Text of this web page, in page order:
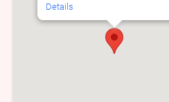
Details